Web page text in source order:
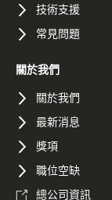
技術支援
常見問題
關於我們
關於我們
最新消息
獎項
職位空缺
總公司資訊